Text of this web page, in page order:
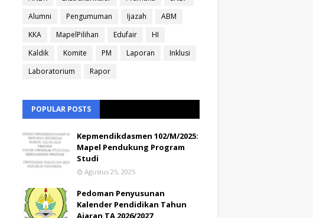
Alumni
Pengumuman Ijazah
ABM
KKA
MapelPilihan Edufair
HI
Kaldik
Komite PM Laporan
Inklusi
Laboratorium
Rapor
POPULAR POSTS
Kepmendikdasmen 102/M/2025:
Mapel Pendukung Program
Studi
Agustus 25, 2025
Pedoman Penyusunan
Kalender Pendidikan Tahun
Ajaran TA 2026/2027